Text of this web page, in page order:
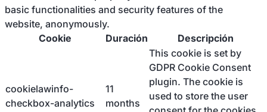
basic functionalities and security features of the
website, anonymously.
Cookie
Duración Descripción
cookielawinfo-
checkbox-analytics
11
months
This cookie is set by
GDPR Cookie Consent
plugin. The cookie is
used to store the user